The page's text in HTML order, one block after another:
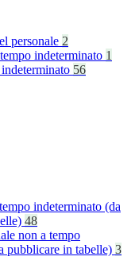
personale 2
indeterminato 1
56
indeterminato (da
48
non a tempo
pubblicare in tabelle) 3